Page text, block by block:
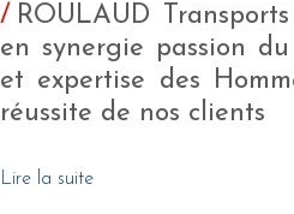
ROULAUD
en synergie passion
et expertise des
réussite de nos clients
Lire la suite